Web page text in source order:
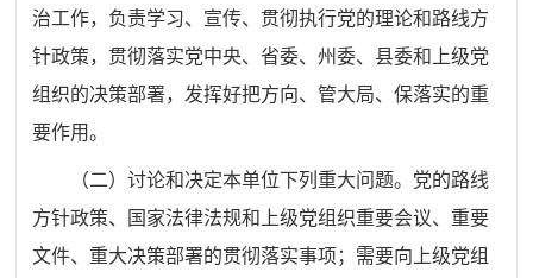
治工作，负责学习、宣传、贯彻执行党的理论和路线方
针政策，贯彻落实党中央、省委、州委、县委和上级党
组织的决策部署，发挥好把方向、管大局、保落实的重
要作用。
（二）讨论和决定本单位下列重大问题。党的路线
方针政策、国家法律法规和上级党组织重要会议、重要
文件、重大决策部署的贯彻落实事项；需要向上级党组